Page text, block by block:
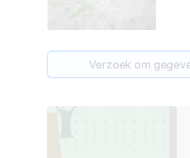
Verzoek om